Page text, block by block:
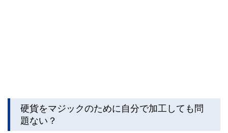
硬貨をマジックのために自分で加工しても問
題ない？